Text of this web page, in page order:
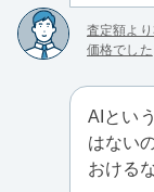
査定額よ
価格でした
AIとい
はない
おける